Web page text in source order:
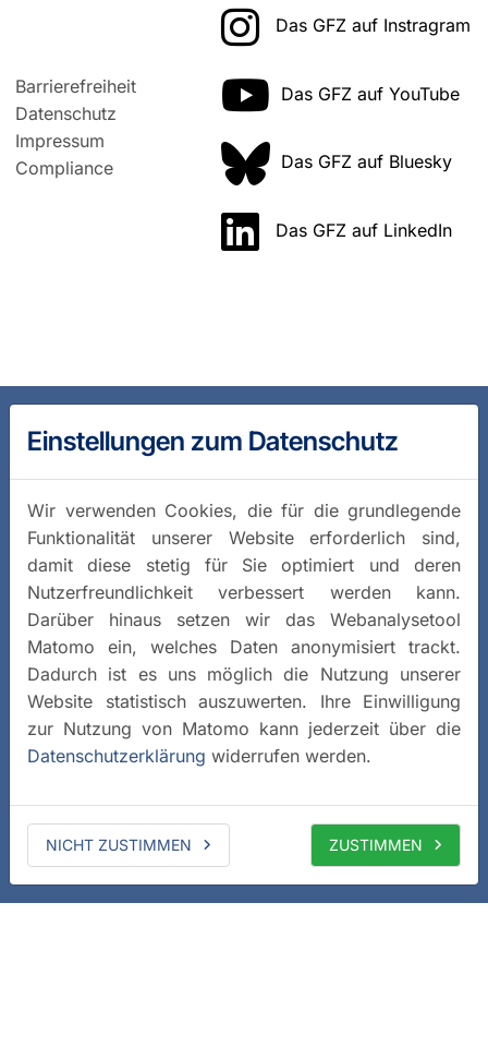
Barrierefreiheit
Datenschutz
Impressum
Compliance
Das GFZ auf Instragram
Das GFZ auf YouTube
Das GFZ auf Bluesky
Das GFZ auf LinkedIn
Einstellungen zum Datenschutz
Wir verwenden Cookies, die für die grundlegende
Funktionalität unserer Website erforderlich sind,
damit diese stetig für Sie optimiert und deren
Nutzerfreundlichkeit verbessert werden kann.
Darüber hinaus setzen wir das Webanalysetool
Matomo ein, welches Daten anonymisiert trackt.
Dadurch ist es uns möglich die Nutzung unserer
Website statistisch auszuwerten. Ihre Einwilligung
zur Nutzung von Matomo kann jederzeit über die
Datenschutzerklärung widerrufen werden.
NICHT ZUSTIMMEN ZUSTIMMEN